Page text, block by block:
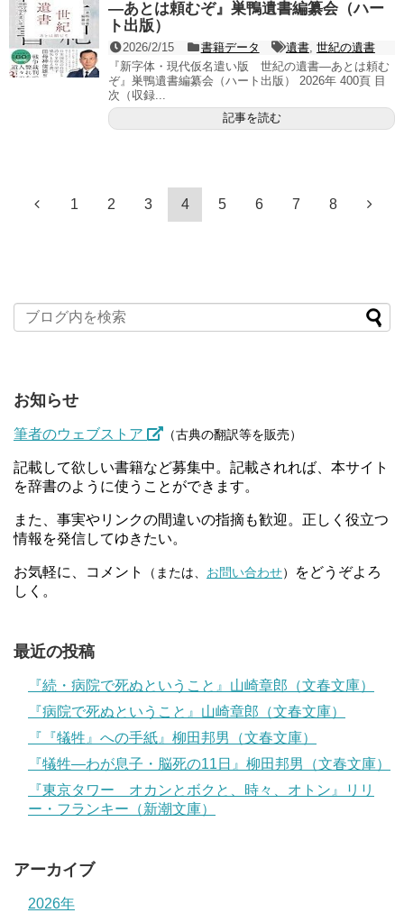
―あとは頼むぞ』巣鴨遺書編纂会（ハー
ト出版）
2026/2/15 書籍データ 遺書, 世紀の遺書
『新字体・現代仮名遣い版 世紀の遺書―あとは頼む
ぞ』巣鴨遺書編纂会（ハート出版） 2026年 400頁 目
次（収録...
記事を読む
1 2 3 4 5 6 7 8
お知らせ
筆者のウェブストア （古典の翻訳等を販売）
記載して欲しい書籍など募集中。記載されれば、本サイト
を辞書のように使うことができます。
また、事実やリンクの間違いの指摘も歓迎。正しく役立つ
情報を発信してゆきたい。
お気軽に、コメント （または、 お問い合わせ）
をどうぞよろ
しく。
最近の投稿
『続・病院で死ぬということ』山崎章郎（文春文庫）
『病院で死ぬということ』山崎章郎（文春文庫）
『『犠牲』への手紙』柳田邦男（文春文庫）
『犠牲―わが息子・脳死の11日』柳田邦男（文春文庫）
『東京タワー オカンとボクと、時々、オトン』リリ
ー・フランキー（新潮文庫）
アーカイブ
2026年